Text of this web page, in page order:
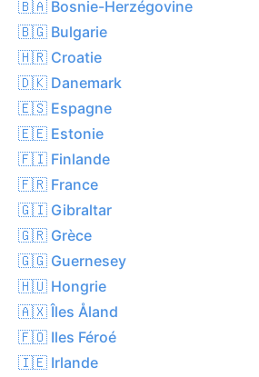
🇧🇦 Bosnie-Herzégovine
🇧🇬 Bulgarie
🇭🇷 Croatie
🇩🇰 Danemark
🇪🇸 Espagne
🇪🇪 Estonie
🇫🇮 Finlande
🇫🇷 France
🇬🇮 Gibraltar
🇬🇷 Grèce
🇬🇬 Guernesey
🇭🇺 Hongrie
🇦🇽 Îles Åland
🇫🇴 Iles Féroé
🇮🇪 Irlande